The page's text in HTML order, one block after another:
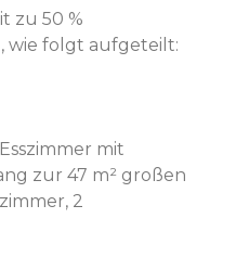
zu 50 %
wie folgt aufgeteilt:
mit
zur 47 m² großen
2